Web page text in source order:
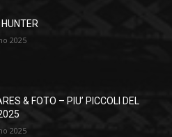
2025
& FOTO – PIU’ PICCOLI DEL
2025